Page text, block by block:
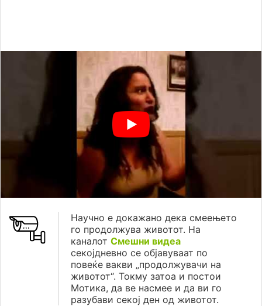
Научно е докажано дека смеењето
го продолжува животот. На
каналот Смешни видеа
секојдневно се објавуваат по
повеќе вакви „продолжувачи на
животот“. Токму затоа и постои
Мотика, да ве насмее и да ви го
разубави секој ден од животот.